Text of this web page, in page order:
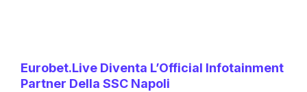
Eurobet.live Diventa L’Official Infotainment
Partner Della SSC Napoli